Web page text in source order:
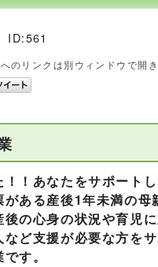
ID:561
のリンクは別ウィンドウで開
！！あなたをサポート
がある産後1年未満の母
の心身の状況や育児に
ど支援が必要な方を
す。